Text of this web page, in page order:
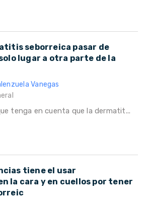
seborreica pasar de
lugar a otra parte de la
Vanegas
tenga en cuenta que la dermatit...
tiene el usar
la cara y en cuellos por tener